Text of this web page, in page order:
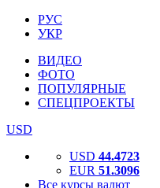
РУС
УКР
ВИДЕО
ФОТО
ПОПУЛЯРНЫЕ
СПЕЦПРОЕКТЫ
USD
USD 44.4723
EUR 51.3096
Все курсы валют